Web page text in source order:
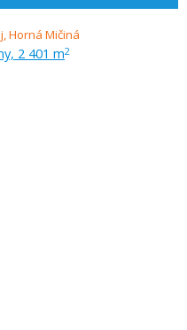
2 401 m2